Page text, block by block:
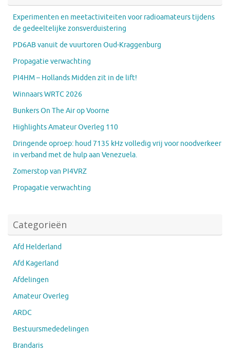
Experimenten en meetactiviteiten voor radioamateurs tijdens
de gedeeltelijke zonsverduistering
PD6AB vanuit de vuurtoren Oud-Kraggenburg
Propagatie verwachting
PI4HM – Hollands Midden zit in de lift!
Winnaars WRTC 2026
Bunkers On The Air op Voorne
Highlights Amateur Overleg 110
Dringende oproep: houd 7135 kHz volledig vrij voor noodverkeer
in verband met de hulp aan Venezuela.
Zomerstop van PI4VRZ
Propagatie verwachting
Categorieën
Afd Helderland
Afd Kagerland
Afdelingen
Amateur Overleg
ARDC
Bestuursmededelingen
Brandaris